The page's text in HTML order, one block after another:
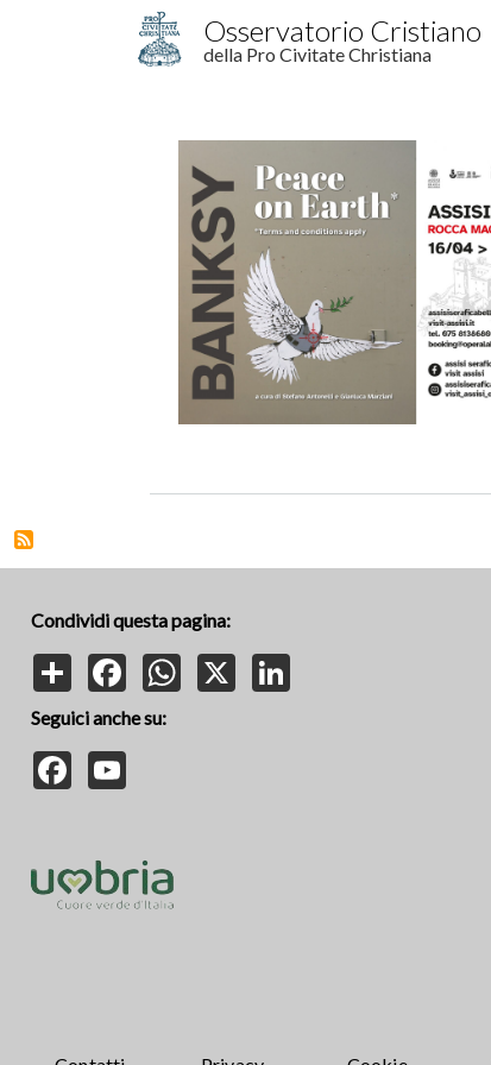
Salta al contenuto principale
Osservatorio Cristiano
della Pro Civitate Christiana
Condividi questa pagina:
Share
FacebookWhatsApp
Seguici anche su:
Facebook